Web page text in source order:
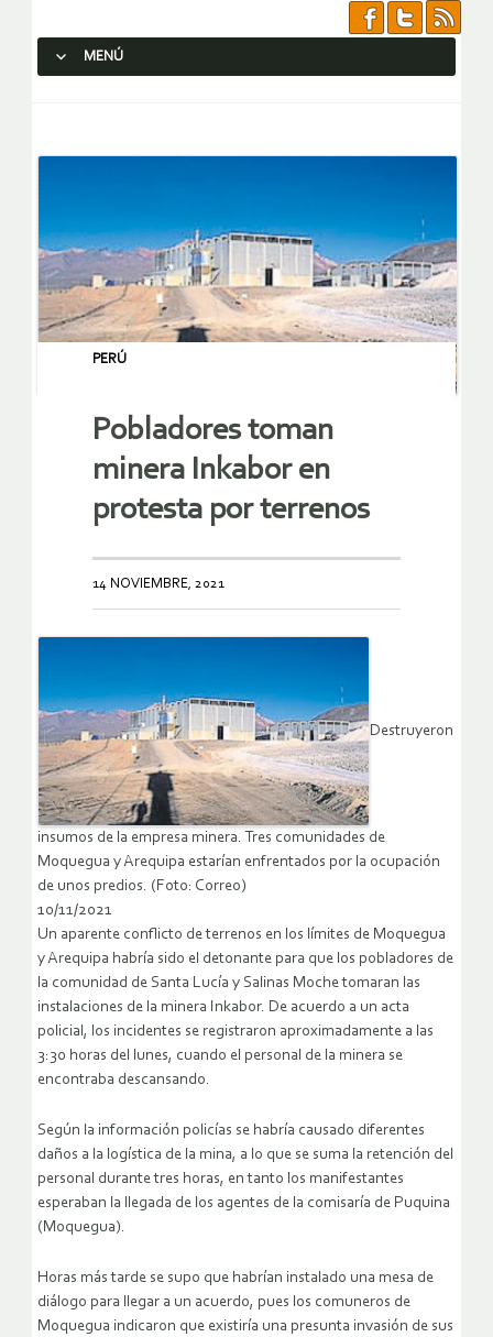
MENÚ
PERÚ
Pobladores toman
minera Inkabor en
protesta por terrenos
14 NOVIEMBRE, 2021
Destruyeron
insumos de la empresa minera. Tres comunidades de
Moquegua y Arequipa estarían enfrentados por la ocupación
de unos predios. (Foto: Correo)
10/11/2021
Un aparente conflicto de terrenos en los límites de Moquegua
y Arequipa habría sido el detonante para que los pobladores de
la comunidad de Santa Lucía y Salinas Moche tomaran las
instalaciones de la minera Inkabor. De acuerdo a un acta
policial, los incidentes se registraron aproximadamente a las
3:30 horas del lunes, cuando el personal de la minera se
encontraba descansando.
Según la información policías se habría causado diferentes
daños a la logística de la mina, a lo que se suma la retención del
personal durante tres horas, en tanto los manifestantes
esperaban la llegada de los agentes de la comisaría de Puquina
(Moquegua).
Horas más tarde se supo que habrían instalado una mesa de
diálogo para llegar a un acuerdo, pues los comuneros de
Moquegua indicaron que existiría una presunta invasión de sus